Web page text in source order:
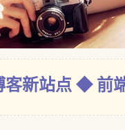
客新站点 ◆ 前